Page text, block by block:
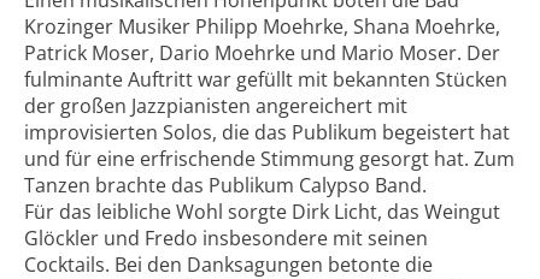
Krozinger Musiker Philipp Moehrke, Shana Moehrke,
Patrick Moser, Dario Moehrke und Mario Moser. Der
fulminante Auftritt war gefüllt mit bekannten Stücken
der großen Jazzpianisten angereichert mit
improvisierten Solos, die das Publikum begeistert hat
und für eine erfrischende Stimmung gesorgt hat. Zum
Tanzen brachte das Publikum Calypso Band.
Für das leibliche Wohl sorgte Dirk Licht, das Weingut
Glöckler und Fredo insbesondere mit seinen
Cocktails. Bei den Danksagungen betonte die